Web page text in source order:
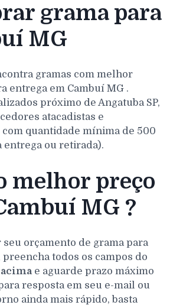
grama para
MG
gramas com melhor
entrega em Cambuí MG .
próximo de Angatuba SP,
atacadistas e
quantidade mínima de 500
entrega ou retirada).
melhor preço
MG ?
seu orçamento de grama para
preencha todos os campos do
e aguarde prazo máximo
resposta em seu e-mail ou
ainda mais rápido, basta